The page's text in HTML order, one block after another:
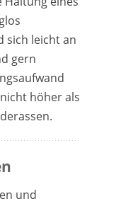
sich leicht an
gern
höher als
und